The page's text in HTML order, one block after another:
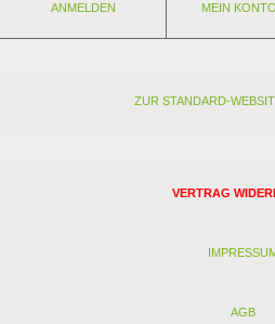
Tonneaus (500-700 Liter).
dezenter Holzaromatik und feinem
Lagerfähigkeit: weitere 3 Jahre
ANMELDEN MEIN KONTO
ZUR STANDARD-
VERTRAG
AGB